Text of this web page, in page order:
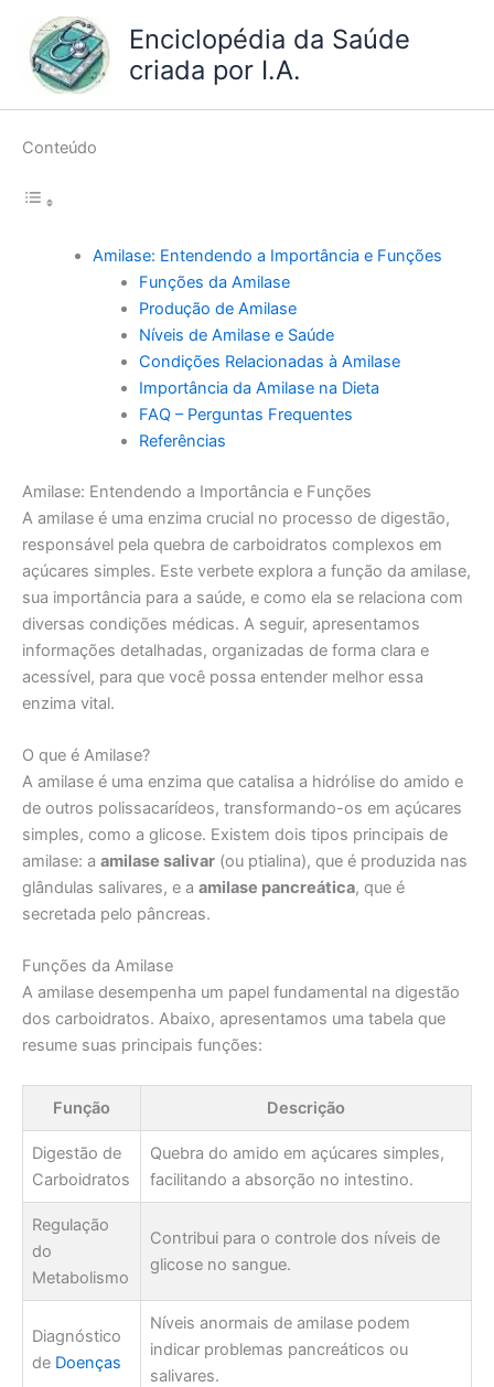
conteúdo
Enciclopédia da Saúde
criada por I.A.
Conteúdo
Amilase: Entendendo a Importância e Funções
Funções da Amilase
Produção de Amilase
Níveis de Amilase e Saúde
Condições Relacionadas à Amilase
Importância da Amilase na Dieta
FAQ – Perguntas Frequentes
Referências
Amilase: Entendendo a Importância e Funções
A amilase é uma enzima crucial no processo de digestão,
responsável pela quebra de carboidratos complexos em
açúcares simples. Este verbete explora a função da amilase,
sua importância para a saúde, e como ela se relaciona com
diversas condições médicas. A seguir, apresentamos
informações detalhadas, organizadas de forma clara e
acessível, para que você possa entender melhor essa
enzima vital.
O que é Amilase?
A amilase é uma enzima que catalisa a hidrólise do amido e
de outros polissacarídeos, transformando-os em açúcares
simples, como a glicose. Existem dois tipos principais de
amilase: a amilase salivar (ou ptialina), que é produzida nas
glândulas salivares, e a amilase pancreática, que é
secretada pelo pâncreas.
Funções da Amilase
A amilase desempenha um papel fundamental na digestão
dos carboidratos. Abaixo, apresentamos uma tabela que
resume suas principais funções:
Função Descrição
Digestão de
Carboidratos
Quebra do amido em açúcares simples,
facilitando a absorção no intestino.
Regulação
do
Metabolismo
Contribui para o controle dos níveis de
glicose no sangue.
Diagnóstico
de Doenças
Níveis anormais de amilase podem
indicar problemas pancreáticos ou
salivares.